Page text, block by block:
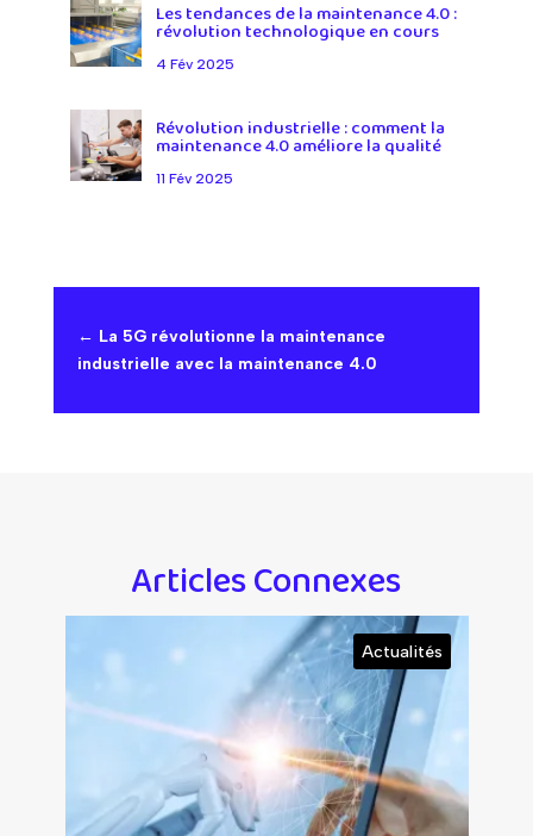
Les tendances de la maintenance 4.0 :
révolution technologique en cours
4 Fév 2025
Révolution industrielle : comment la
maintenance 4.0 améliore la qualité
11 Fév 2025
← La 5G révolutionne la maintenance
industrielle avec la maintenance 4.0
Articles Connexes
Actualités